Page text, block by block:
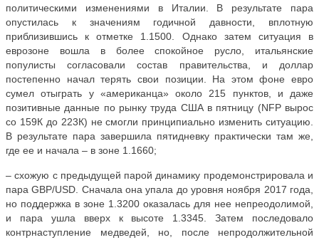
политическими изменениями в Италии. В результате пара
опустилась к значениям годичной давности, вплотную
приблизившись к отметке 1.1500. Однако затем ситуация в
еврозоне вошла в более спокойное русло, итальянские
популисты согласовали состав правительства, и доллар
постепенно начал терять свои позиции. На этом фоне евро
сумел отыграть у «американца» около 215 пунктов, и даже
позитивные данные по рынку труда США в пятницу (NFPвырос
со 159К до 223К) не смогли принципиально изменить ситуацию.
В результате пара завершила пятидневку практически там же,
где ее и начала ­– в зоне 1.1660;
– схожую с предыдущей парой динамику продемонстрировала и
параGBP/USD . Сначала она упала до уровня ноября 2017 года,
но поддержка в зоне 1.3200 оказалась для нее непреодолимой,
и пара ушла вверх к высоте 1.3345. Затем последовало
контрнаступление медведей, но, после непродолжительной